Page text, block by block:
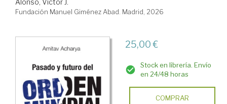
Alonso, Víctor J.
Fundación Manuel Giménez Abad. Madrid, 2026
25,00 €
Stock en librería. Envío
en 24/48 horas
COMPRAR